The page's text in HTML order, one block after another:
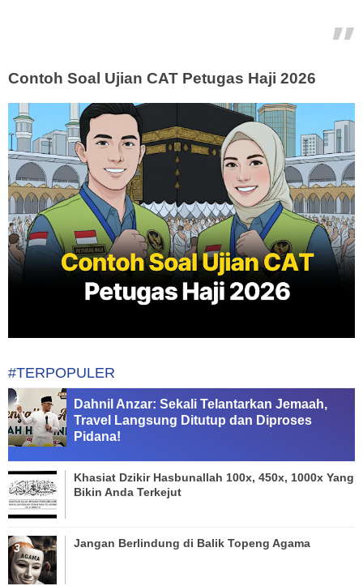
Contoh Soal Ujian CAT Petugas Haji 2026
#TERPOPULER
Dahnil Anzar: Sekali Telantarkan Jemaah,
Travel Langsung Ditutup dan Diproses
Pidana!
Khasiat Dzikir Hasbunallah 100x, 450x, 1000x Yang
Bikin Anda Terkejut
Jangan Berlindung di Balik Topeng Agama